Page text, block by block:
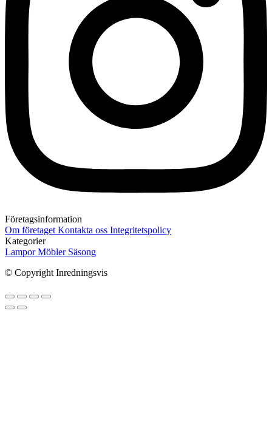
Företagsinformation
Om företaget Kontakta oss Integritetspolicy
Kategorier
LamporMöbler Säsong
© Copyright Inredningsvis